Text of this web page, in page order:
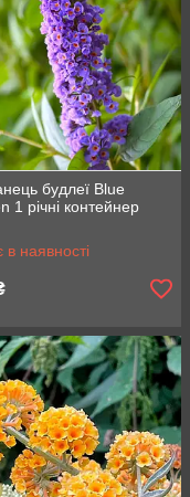
будлеї Blue
1 річні контейнер
наявності